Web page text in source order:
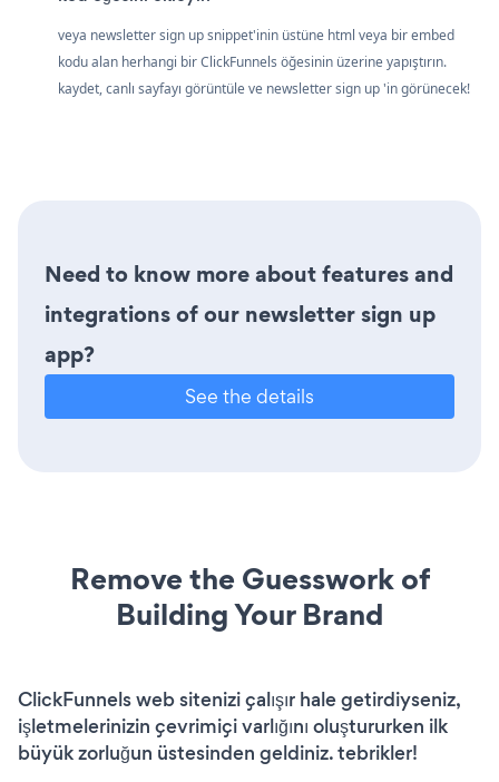
veya newsletter sign up snippet'inin üstüne html veya bir embed
kodu alan herhangi bir ClickFunnels öğesinin üzerine yapıştırın.
kaydet, canlı sayfayı görüntüle ve newsletter sign up 'in görünecek!
Need to know more about features and
integrations of our newsletter sign up
app?
See the details
Remove the Guesswork of
Building Your Brand
ClickFunnels web sitenizi çalışır hale getirdiyseniz,
işletmelerinizin çevrimiçi varlığını oluştururken ilk
büyük zorluğun üstesinden geldiniz. tebrikler!